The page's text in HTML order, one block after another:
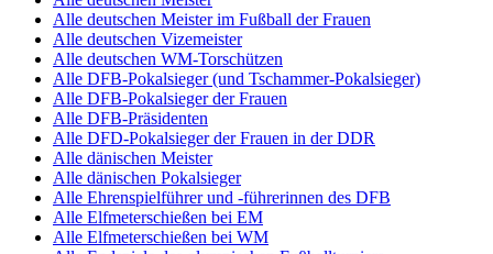
Alle deutschen Meister im Fußball der Frauen
Alle deutschen Vizemeister
Alle deutschen WM-Torschützen
Alle DFB-Pokalsieger (und Tschammer-Pokalsieger)
Alle DFB-Pokalsieger der Frauen
Alle DFB-Präsidenten
Alle DFD-Pokalsieger der Frauen in der DDR
Alle dänischen Meister
Alle dänischen Pokalsieger
Alle Ehrenspielführer und -führerinnen des DFB
Alle Elfmeterschießen bei EM
Alle Elfmeterschießen bei WM